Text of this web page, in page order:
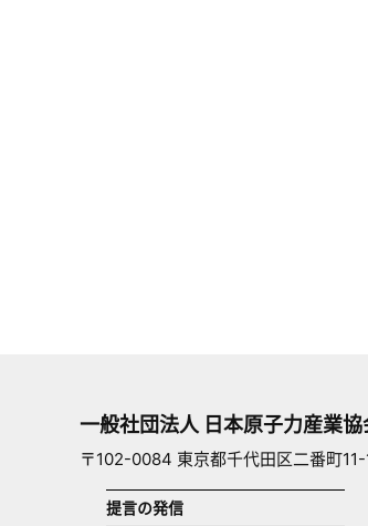
一般社団法人 日本原子力産業協
〒102-0084 東京都千代田区二番町
提言の発信